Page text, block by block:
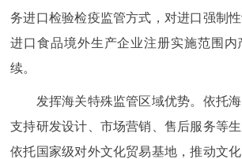
务进口检验检疫监管方式，对进口强制
进口食品境外生产企业注册实施范围内
续。
发挥海关特殊监管区域优势。依托海
支持研发设计、市场营销、售后服务等生
依托国家级对外文化贸易基地，推动文